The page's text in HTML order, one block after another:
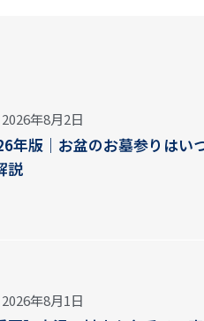
2026年8月2日
年版｜お盆のお墓参りはい
説
2026年8月1日